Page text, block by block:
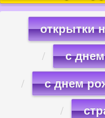
открытки
с
с днем